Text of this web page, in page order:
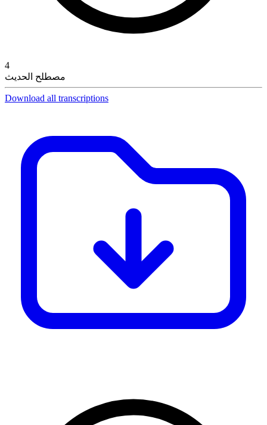
4
مصطلح الحديث
Download all transcriptions